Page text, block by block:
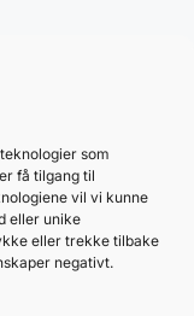
som
få tilgang til
vil vi kunne
eller unike
eller trekke tilbake
negativt.